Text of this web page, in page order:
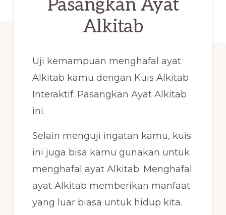
Pasangkan Ayat
Alkitab
Uji kemampuan menghafal ayat
Alkitab kamu dengan Kuis Alkitab
Interaktif: Pasangkan Ayat Alkitab
ini.
Selain menguji ingatan kamu, kuis
ini juga bisa kamu gunakan untuk
menghafal ayat Alkitab. Menghafal
ayat Alkitab memberikan manfaat
yang luar biasa untuk hidup kita.